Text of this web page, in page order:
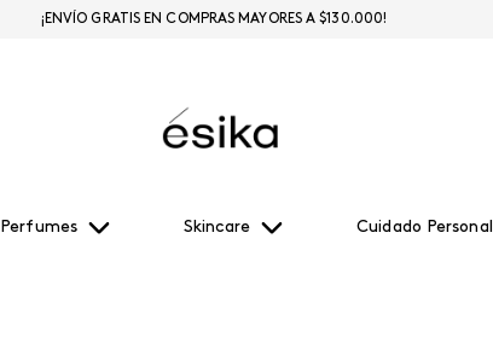
Perfumes Skincare Cuidado Personal
¡ENVÍO GRATIS EN COMPRAS MAYORES A $130.000!